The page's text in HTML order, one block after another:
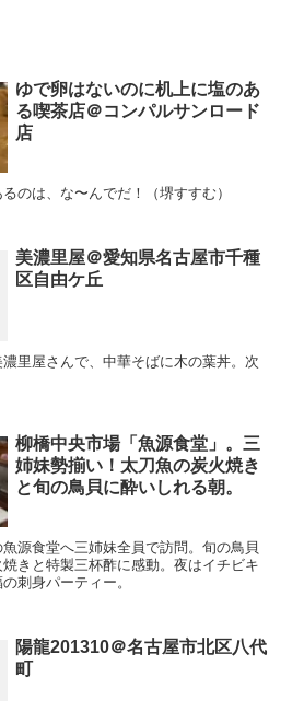
ゆで卵はないのに机上に塩のあ
る喫茶店＠コンパルサンロード
店
のは、な〜んでだ！（堺すすむ）
美濃里屋＠愛知県名古屋市千種
区自由ケ丘
里屋さんで、中華そばに木の葉丼。次
柳橋中央市場「魚源食堂」。三
姉妹勢揃い！太刀魚の炭火焼き
と旬の鳥貝に酔いしれる朝。
源食堂へ三姉妹全員で訪問。旬の鳥貝
きと特製三杯酢に感動。夜はイチビキ
刺身パーティー。
陽龍201310＠名古屋市北区八代
町